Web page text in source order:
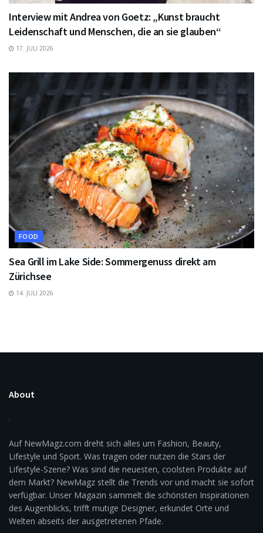
Interview mit Andrea von Goetz: „Kunst braucht
Leidenschaft und Menschen, die an sie glauben“
17. JULI 2026
FOOD
Sea Grill im Lake Side: Sommergenuss direkt am
Zürichsee
14. JULI 2026
About
Auf NewMagz.com dreht sich alles um Fashion, Beauty,
Lifestyle und Sport. Was tragen oder nutzen die Stars der
Lifestyle-Szene? Was sind die neuesten, coolsten Produkte auf
dem Markt? NewMagz stellt die Trends vor und macht sie sofort
verfügbar. Unser Magazin sammelt die schönsten Inspirationen
des Augenblicks, trifft mutige Designer, erkundet Orte und
Welten abseits der ausgetretenen Pfade.